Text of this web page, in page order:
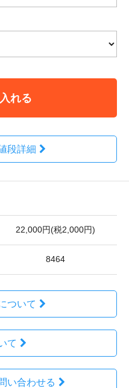
れる
段詳細
22,000円(税2,000円)
8464
ついて
て
い合わせる